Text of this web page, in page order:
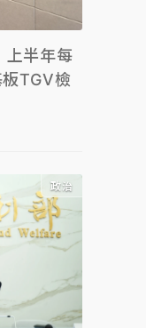
上半年每
TGV檢
政治